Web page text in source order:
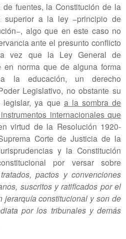
de fuentes, la Constitución de la
superior a la ley −principio de
algo que en este caso no
ante el presunto conflicto
vez que la Ley General de
en norma que de alguna forma
la educación, un derecho
Legislativo, no obstante su
legislar, ya que a la sombra de
internacionales que
virtud de la Resolución 1920-
Corte de Justicia de la
y la Constitución
por versar sobre
pactos y convenciones
suscritos y ratificados por el
jerarquía constitucional y son de
por los tribunales y demás